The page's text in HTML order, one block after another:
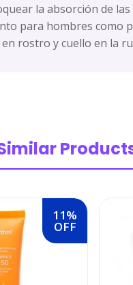
la absorción de
para hombres como
en rostro y cuello en la
11%
OFF